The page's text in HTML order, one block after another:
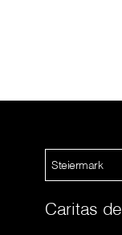
Steiermark
Caritas